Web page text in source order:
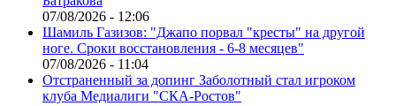
07/08/2026 - 12:06
Шамиль Газизов: "Джапо порвал "кресты" на другой
ноге. Сроки восстановления - 6-8 месяцев"
07/08/2026 - 11:04
Отстраненный за допинг Заболотный стал игроком
клуба Медиалиги "СКА-Ростов"